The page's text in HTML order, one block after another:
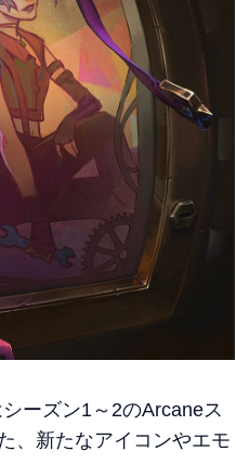
ーズン1～2のArcaneス
、新たなアイコンやエモ